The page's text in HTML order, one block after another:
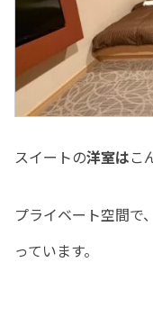
スイートの洋室はこ
プライベート空間で
っています。